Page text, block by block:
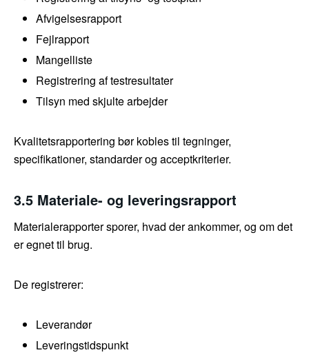
Afvigelsesrapport
Fejlrapport
Mangelliste
Registrering af testresultater
Tilsyn med skjulte arbejder
Kvalitetsrapportering bør kobles til tegninger,
specifikationer, standarder og acceptkriterier.
3.5 Materiale- og leveringsrapport
Materialerapporter sporer, hvad der ankommer, og om det
er egnet til brug.
De registrerer:
Leverandør
Leveringstidspunkt